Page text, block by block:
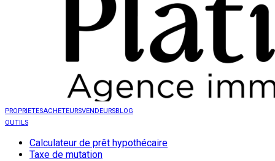
PROPRIETESACHETEURSVENDEURSBLOG
OUTILS
Calculateur de prêt hypothécaire
Taxe de mutation